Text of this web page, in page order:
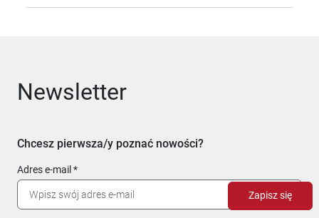
Newsletter
Chcesz pierwsza/y poznać nowości?
Adres e-mail
Zapisz się